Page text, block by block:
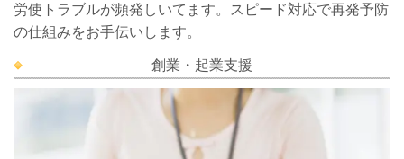
労使トラブルが頻発しいてます。スピード対応で再発予防
の仕組みをお手伝いします。
創業・起業支援